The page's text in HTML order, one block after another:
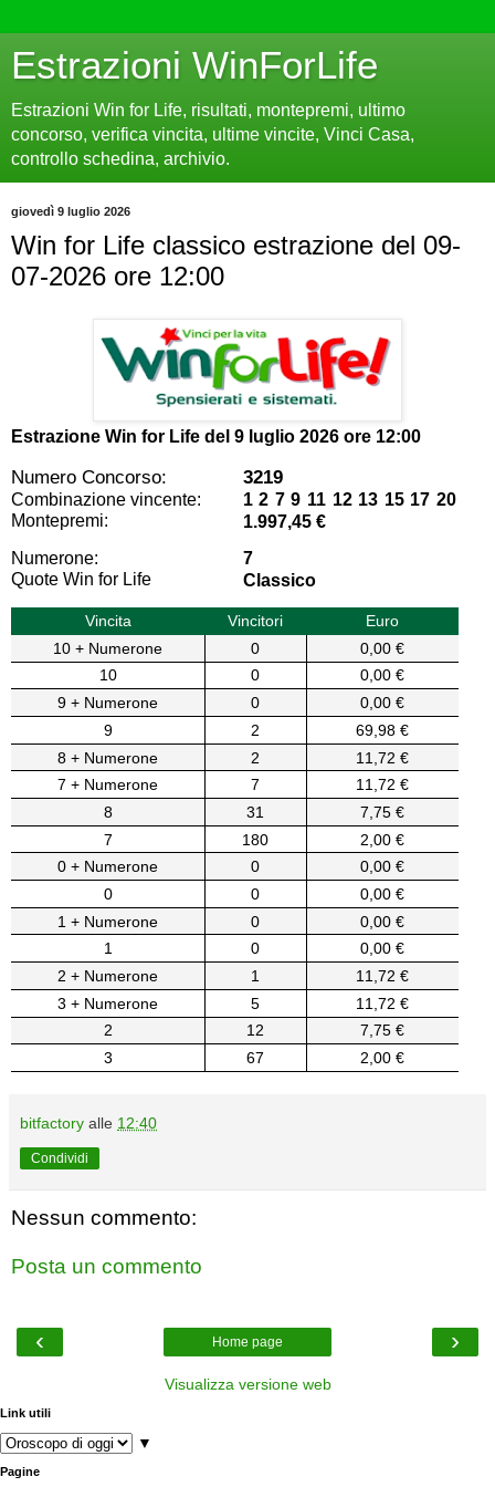
Estrazioni WinForLife
Estrazioni Win for Life, risultati, montepremi, ultimo
concorso, verifica vincita, ultime vincite, Vinci Casa,
controllo schedina, archivio.
giovedì 9 luglio 2026
Win for Life classico estrazione del 09-
07-2026 ore 12:00
Estrazione Win for Life del 9 luglio 2026 ore 12:00
Numero Concorso: 3219
Combinazione vincente:
1 2 7 9 11 12 13 15 17 20
Montepremi:
1.997,45 €
Numerone:
7
Quote Win for Life
Classico
Vincita Vincitori
Euro
10 + Numerone
0
0,00 €
10
0
0,00 €
9 + Numerone
0
0,00 €
9
2
69,98 €
8 + Numerone
2
11,72 €
7 + Numerone
7
11,72 €
8
31
7,75 €
7
180
2,00 €
0 + Numerone
0
0,00 €
0
0
0,00 €
1 + Numerone
0
0,00 €
1
0
0,00 €
2 + Numerone
1
11,72 €
3 + Numerone
5
11,72 €
2
12
7,75 €
3
67 2,00 €
bitfactory alle 12:40
Condividi
Nessun commento:
Posta un commento
‹ ›
Home page
Visualizza versione web
Link utili
▼
Pagine